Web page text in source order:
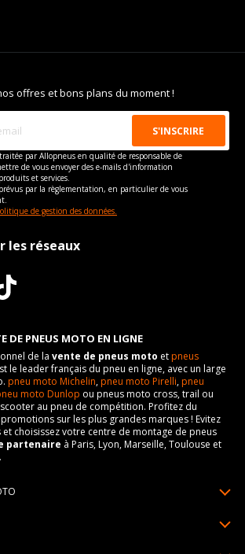
offres et bons plans du moment !
par Allopneus en qualité de responsable de
de vous envoyer des e-mails d'information
et services.
par la règlementation, en particulier de vous
de gestion des données.
les réseaux
DE PNEUS MOTO EN LIGNE
de la vente de pneus moto etpneus
le leader français du pneu en ligne, avec un large
pneu moto Michelin,pneu moto Pirelli,pneu
moto Dunlop ou pneus moto cross, trail ou
au pneu de compétition. Profitez du
sur les plus grandes marques ! Evitez
choisissez votre centre de montage de pneus
partenaire à Paris, Lyon, Marseille, Toulouse et